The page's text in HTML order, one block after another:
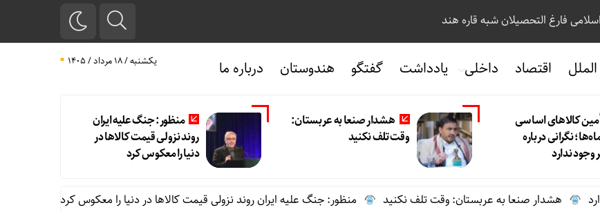
فارغ التحصیلان شبه قاره هند
اقتصاد داخلی یادداشت گفتگو هندوستان درباره ما یکشنبه / ۱۸ مرداد / ۱۴۰۵
کالاهای اساسی
نگرانی درباره
وجود ندارد
هشدار صنعا به عربستان:
وقت تلف نکنید
منظور: جنگ علیه ایران
روند نزولی قیمت کالاها در
دنیا را معکوس کرد
هشدار صنعا به عربستان: وقت تلف نکنید منظور: جنگ علیه ایران روند نزولی قیمت کالاها در دنیا را معکوس کرد
اجرای قانون